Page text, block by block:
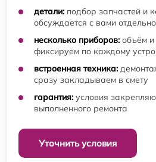
детали: подбор запчастей и
обсуждается с вами отдельно
несколько приборов: объём и
фиксируем по каждому
встроенная техника:
сразу закладываем в смету
гарантия: условия
выполненного ремонта
Уточнить условия